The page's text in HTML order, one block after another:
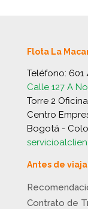
Flota La
Teléfono: 601
Calle 127 A
Torre 2
Centro
Bogotá -
Antes de
Contrato de